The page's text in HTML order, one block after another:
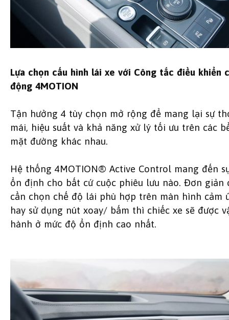
Lựa chọn cấu hình lái xe với Công tắc điều khiển
động 4MOTION
Tận hưởng 4 tùy chọn mở rộng để mang lại sự
mái, hiệu suất và khả năng xử lý tối ưu trên các
mặt đường khác nhau.
Hệ thống 4MOTION® Active Control mang đến
ổn định cho bất cứ cuộc phiêu lưu nào. Đơn giản
cần chọn chế độ lái phù hợp trên màn hình cảm
hay sử dụng nút xoay/ bấm thì chiếc xe sẽ được
hành ở mức độ ổn định cao nhất.